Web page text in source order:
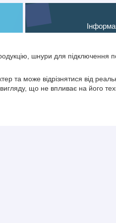
шнури для підключення
та може відрізнятися від
що не впливає на його